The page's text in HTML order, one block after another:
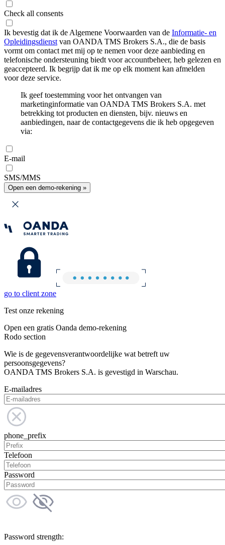
Check all consents
Ik bevestig dat ik de Algemene Voorwaarden van de Informatie- en
Opleidingsdienst van OANDA TMS Brokers S.A., die de basis
vormt om contact met mij op te nemen voor deze aanbieding en
telefonische ondersteuning biedt voor accountbeheer, heb gelezen en
geaccepteerd. Ik begrijp dat ik me op elk moment kan afmelden
voor deze service.
Ik geef toestemming voor het ontvangen van
marketinginformatie van OANDA TMS Brokers S.A. met
betrekking tot producten en diensten, bijv. nieuws en
aanbiedingen, naar de contactgegevens die ik heb opgegeven
via:
E-mail
SMS/MMS
Open een demo-rekening »
go to client zone
Test onze rekening
Open een gratis Oanda demo-rekening
Rodo section
Wie is de gegevensverantwoordelijke wat betreft uw
persoonsgegevens?
OANDA TMS Brokers S.A. is gevestigd in Warschau.
E-mailadres
phone_prefix
Telefoon
Password
Password strength: